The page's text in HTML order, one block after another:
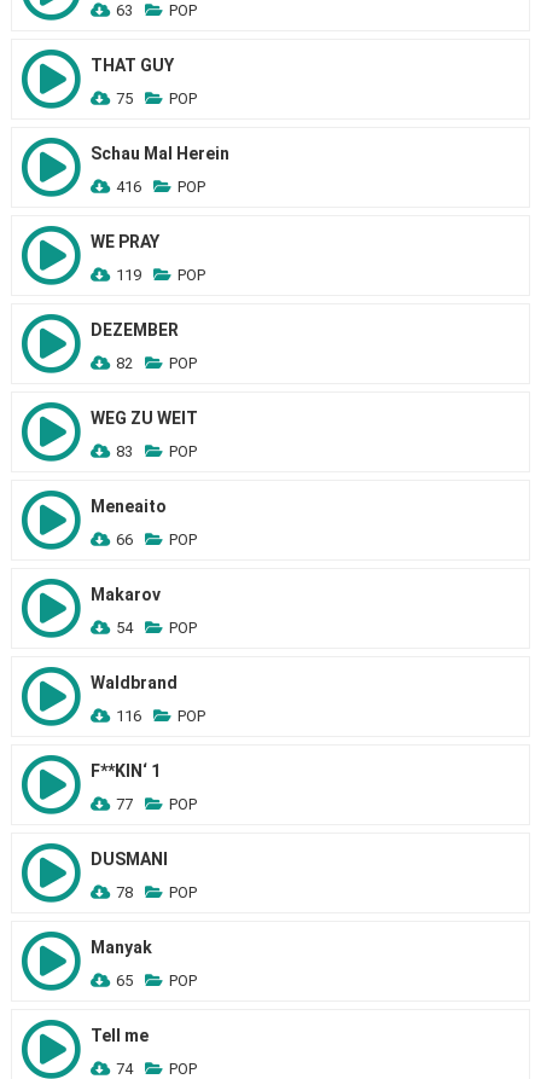
63 POP
THAT GUY
75 POP
Schau Mal Herein
416 POP
WE PRAY
119 POP
DEZEMBER
82 POP
WEG ZU WEIT
83 POP
Meneaito
66 POP
Makarov
54 POP
Waldbrand
116 POP
F**KIN‘ 1
77 POP
DUSMANI
78 POP
Manyak
65 POP
Tell me
74 POP